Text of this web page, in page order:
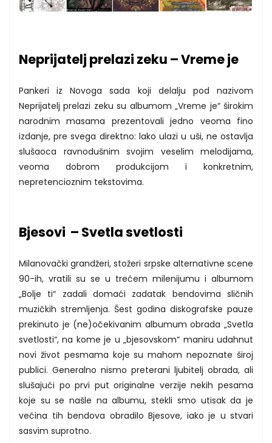
Neprijatelj prelazi zeku – Vreme je
Pankeri iz Novoga sada koji delalju pod nazivom
Neprijatelj prelazi zeku su albumom „Vreme je“ širokim
narodnim masama prezentovali jedno veoma fino
izdanje, pre svega direktno: lako ulazi u uši, ne ostavlja
slušaoca ravnodušnim svojim veselim melodijama,
veoma dobrom produkcijom i konkretnim,
nepretencioznim tekstovima.
Bjesovi – Svetla svetlosti
Milanovački grandžeri, stožeri srpske alternativne scene
90-ih, vratili su se u trećem milenijumu i albumom
„Bolje ti“ zadali domaći zadatak bendovima sličnih
muzičkih stremljenja. Šest godina diskografske pauze
prekinuto je (ne)očekivanim albumum obrada „Svetla
svetlosti“, na kome je u „bjesovskom“ maniru udahnut
novi život pesmama koje su mahom nepoznate široj
publici. Generalno nismo preterani ljubitelj obrada, ali
slušajući po prvi put originalne verzije nekih pesama
koje su se našle na albumu, stekli smo utisak da je
većina tih bendova obradilo Bjesove, iako je u stvari
sasvim suprotno.